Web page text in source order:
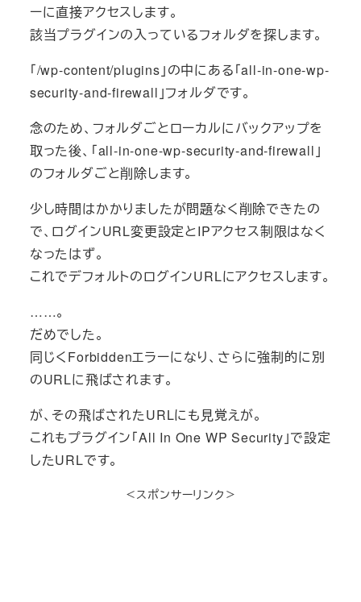
ーに直接アクセスします。
該当プラグインの入っているフォルダを探します。
「/wp-content/plugins」の中にある「all-in-one-wp-
security-and-firewall」フォルダです。
念のため、フォルダごとローカルにバックアップを
取った後、「all-in-one-wp-security-and-firewall」
のフォルダごと削除します。
少し時間はかかりましたが問題なく削除できたの
で、ログインURL変更設定とIPアクセス制限はなく
なったはず。
これでデフォルトのログインURLにアクセスします。
……。
だめでした。
同じくForbiddenエラーになり、さらに強制的に別
のURLに飛ばされます。
が、その飛ばされたURLにも見覚えが。
これもプラグイン「All In One WP Security」で設定
したURLです。
＜スポンサーリンク＞